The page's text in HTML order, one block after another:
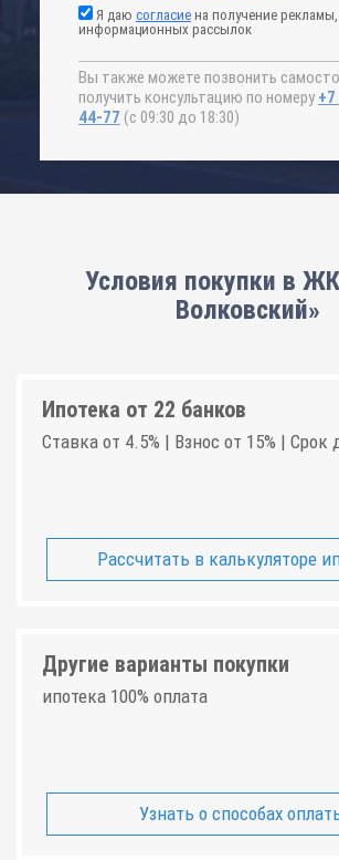
Я даю согласиена получение рекламы,
информационных рассылок
Вы также можете позвонить
получить консультацию по номеру
44-77 (с 09:30 до 18:30)
Условия покупки в
Волковский»
Ипотека от 22 банков
Ставка от 4.5% | Взнос от 15% | Срок
Рассчитать в калькуляторе
Другие варианты покупки
ипотека 100% оплата
Узнать о способах